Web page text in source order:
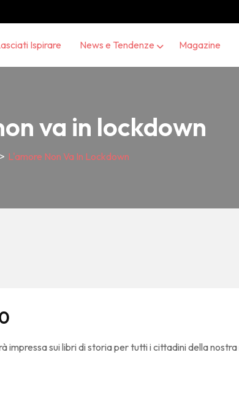
Ispirare News e Tendenze Magazine
va in lockdown
> L'amore Non Va In Lockdown
impressa sui libri di storia per tutti i cittadini della